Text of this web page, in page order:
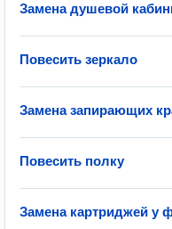
Замена душевой
Повесить зеркало
Замена запирающих
Повесить полку
Замена картриджей у